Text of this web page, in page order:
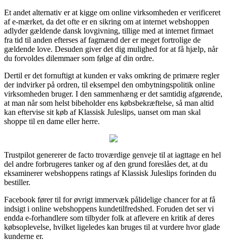
Et andet alternativ er at kigge om online virksomheden er verificeret
af e-mærket, da det ofte er en sikring om at internet webshoppen
adlyder gældende dansk lovgivning, tillige med at internet firmaet
fra tid til anden efterses af fagmænd der er meget fortrolige de
gældende love. Desuden giver det dig mulighed for at få hjælp, når
du forvoldes dilemmaer som følge af din ordre.
Dertil er det fornuftigt at kunden er vaks omkring de primære regler
der indvirker på ordren, til eksempel den ombytningspolitik online
virksomheden bruger. I den sammenhæng er det samtidig afgørende,
at man når som helst bibeholder ens købsbekræftelse, så man altid
kan eftervise sit køb af Klassisk Juleslips, uanset om man skal
shoppe til en dame eller herre.
Trustpilot genererer de facto troværdige genveje til at iagttage en hel
del andre forbrugeres tanker og af den grund foreslåes det, at du
eksaminerer webshoppens ratings af Klassisk Juleslips forinden du
bestiller.
Facebook fører til for øvrigt immervæk pålidelige chancer for at få
indsigt i online webshoppens kundetilfredshed. Foruden det ser vi
endda e-forhandlere som tilbyder folk at aflevere en kritik af deres
købsoplevelse, hvilket ligeledes kan bruges til at vurdere hvor glade
kunderne er.